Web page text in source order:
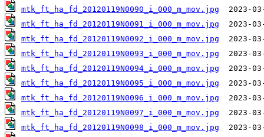
mtk_ft_ha_fd_20120119N0090_i_000_m_mov.jpg
mtk_ft_ha_fd_20120119N0091_i_000_m_mov.jpg
mtk_ft_ha_fd_20120119N0092_i_000_m_mov.jpg
mtk_ft_ha_fd_20120119N0093_i_000_m_mov.jpg
mtk_ft_ha_fd_20120119N0094_i_000_m_mov.jpg
mtk_ft_ha_fd_20120119N0095_i_000_m_mov.jpg
mtk_ft_ha_fd_20120119N0096_i_000_m_mov.jpg
mtk_ft_ha_fd_20120119N0097_i_000_m_mov.jpg
mtk_ft_ha_fd_20120119N0098_i_000_m_mov.jpg